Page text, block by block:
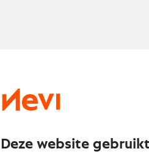
Deze website